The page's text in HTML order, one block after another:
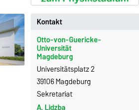
Kontakt
Otto-von-Guericke-
Universität
Magdeburg
Universitätsplatz 2
39106 Magdeburg
Sekretariat
A. Lidzba